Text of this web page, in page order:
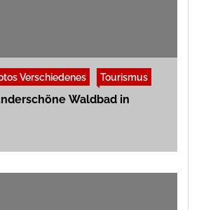
Verschiedenes Tourismus
Waldbad in